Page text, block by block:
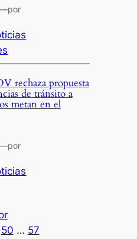
por
rechaza propuesta
de tránsito a
metan en el
por
50 … 57